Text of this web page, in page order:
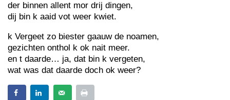
der binnen allent mor drij dingen,
dij bin k aaid vot weer kwiet.
k Vergeet zo biester gaauw de noamen,
gezichten onthol k ok nait meer.
en t daarde… ja, dat bin k vergeten,
wat was dat daarde doch ok weer?